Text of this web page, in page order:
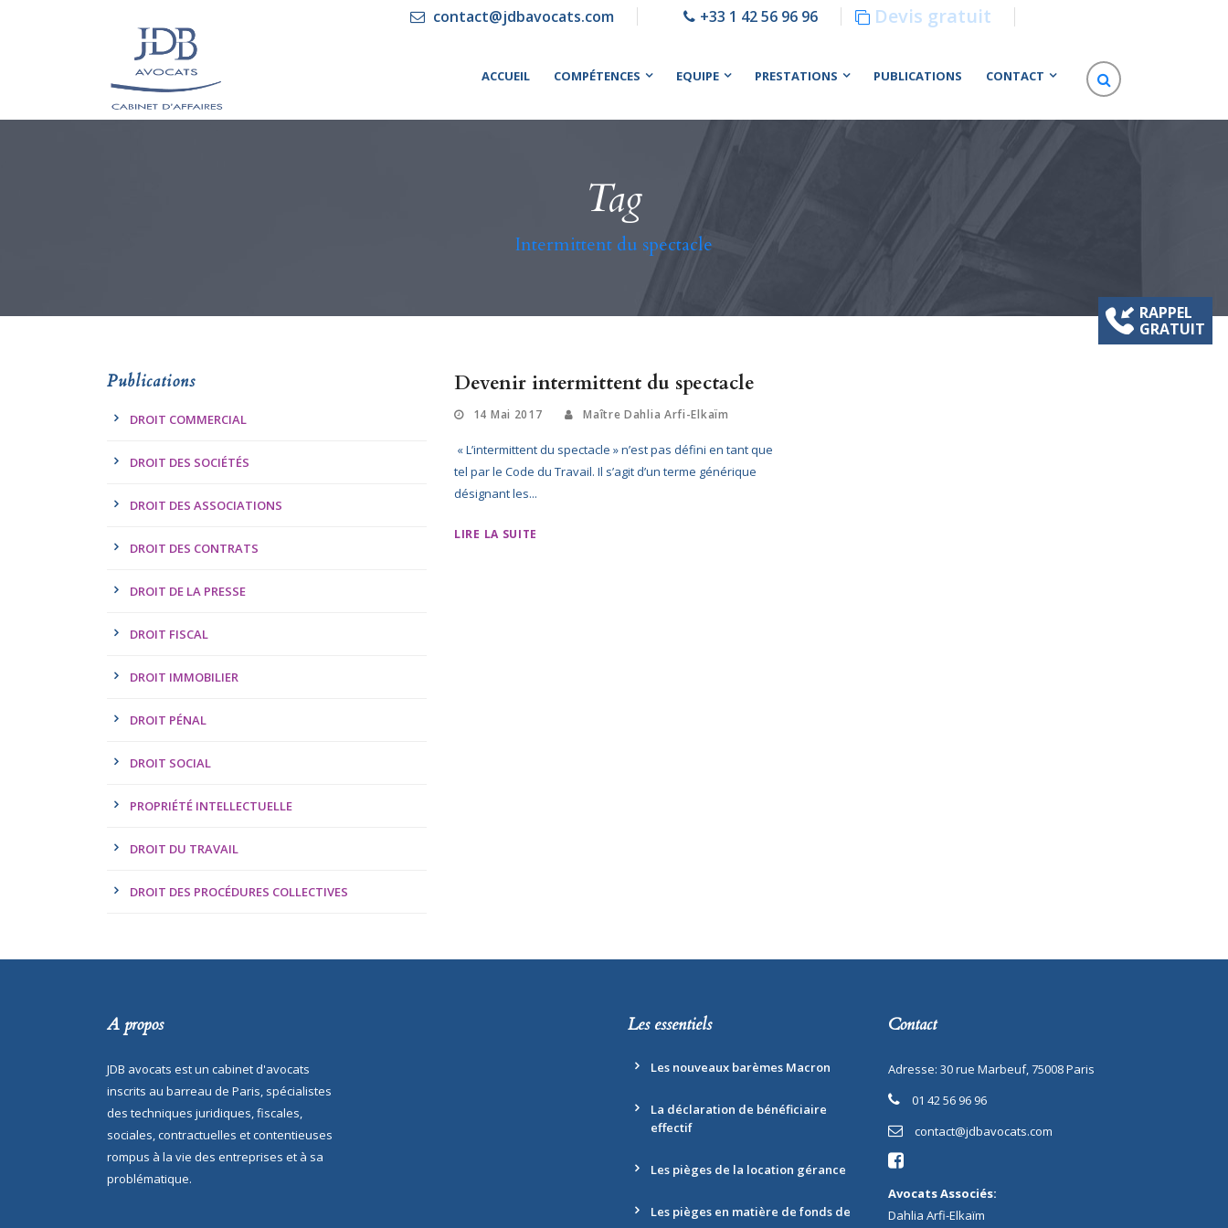
contact@jdbavocats.com Devis gratuit
+33 1 42 56 96 96
ACCUEIL COMPÉTENCES EQUIPE PRESTATIONS PUBLICATIONS CONTACT
RAPPEL
GRATUIT
Tag
Intermittent du spectacle
Devenir intermittent du spectacle
14 Mai 2017 Maître Dahlia Arfi-Elkaïm
« L’intermittent du spectacle » n’est pas défini en tant que
tel par le Code du Travail. Il s’agit d’un terme générique
désignant les...
LIRE LA SUITE
Publications
DROIT COMMERCIAL
DROIT DES SOCIÉTÉS
DROIT DES ASSOCIATIONS
DROIT DES CONTRATS
DROIT DE LA PRESSE
DROIT FISCAL
DROIT IMMOBILIER
DROIT PÉNAL
DROIT SOCIAL
PROPRIÉTÉ INTELLECTUELLE
DROIT DU TRAVAIL
DROIT DES PROCÉDURES COLLECTIVES
A propos
JDB avocats est un cabinet d'avocats
inscrits au barreau de Paris, spécialistes
des techniques juridiques, fiscales,
sociales, contractuelles et contentieuses
rompus à la vie des entreprises et à sa
problématique.
Les essentiels
Les nouveaux barèmes Macron
La déclaration de bénéficiaire
effectif
Les pièges de la location gérance
Les pièges en matière de fonds de
Contact
Adresse: 30 rue Marbeuf, 75008 Paris
01 42 56 96 96
contact@jdbavocats.com
Avocats Associés:
Dahlia Arfi-Elkaïm